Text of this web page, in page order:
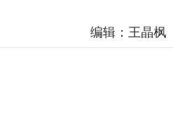
编辑：王晶枫